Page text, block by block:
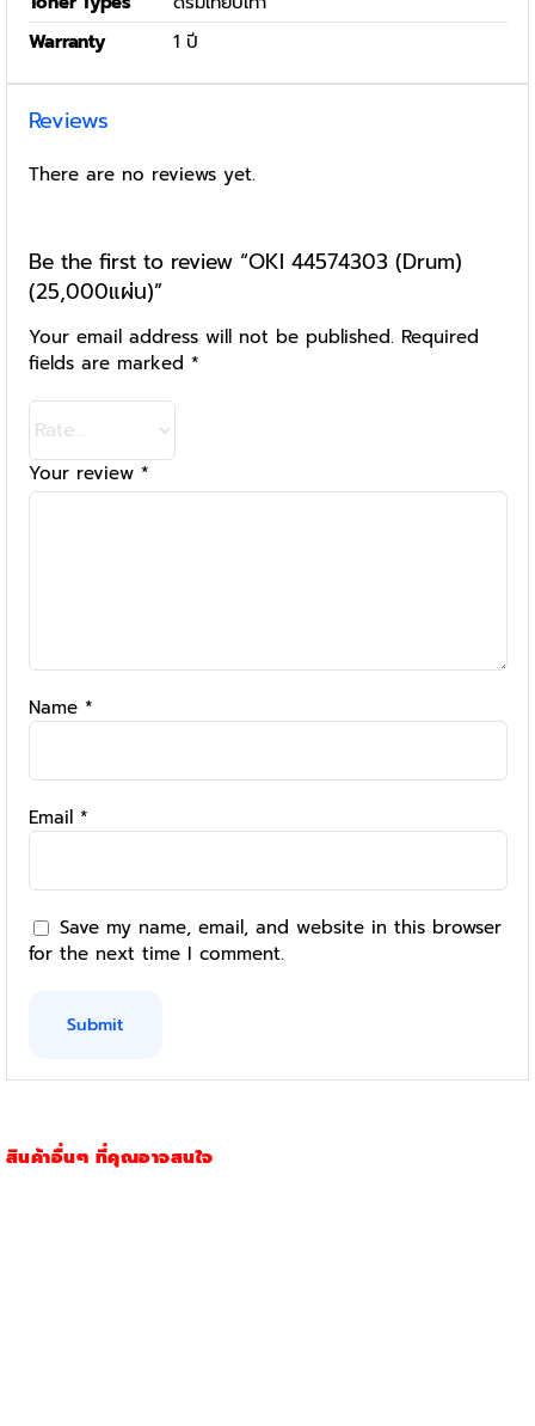
Warranty
1 ปี
Reviews
There are no reviews yet.
Be the first to review “OKI 44574303 (Drum)
(25,000แผ่น)”
Your email address will not be published. Required
fields are marked *
Your review *
Name *
Email *
Save my name, email, and website in this browser
for the next time I comment.
สินค้าอื่นๆ ที่คุณอาจสนใจ